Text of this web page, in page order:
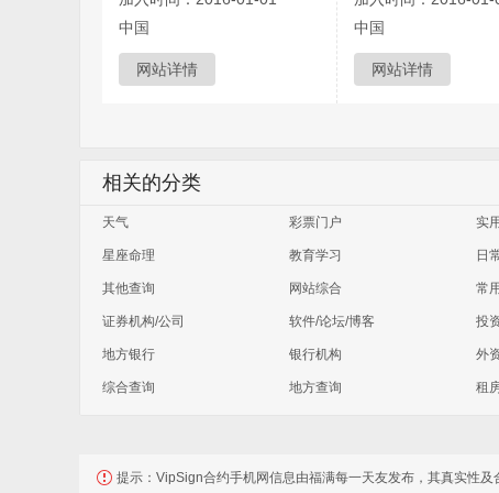
中国
网站详情
中国
网站详情
相关的分类
天气 彩票门户 实
星座命理 教育学习 日
其他查询 网站综合 常
证券机构/公司 软件/论坛/博客 投
地方银行 银行机构 外
综合查询 地方查询 租
提示： VipSign合约手机网信息由福满每一天友发布，其真实性